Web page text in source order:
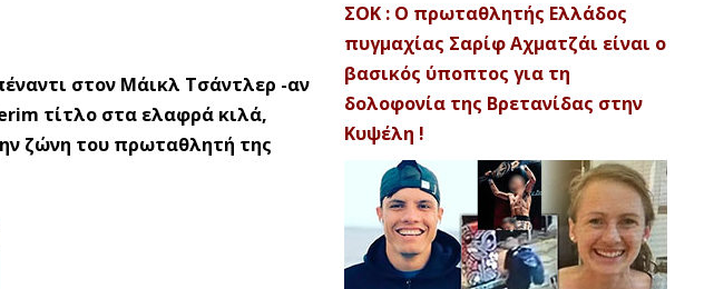
στον Μάικλ Τσάντλερ -αν
τίτλο στα ελαφρά κιλά,
ζώνη του πρωταθλητή της
ΣΟΚ : Ο πρωταθλητής Ελλάδος
πυγμαχίας Σαρίφ Αχματζάι είναι ο
βασικός ύποπτος για τη
δολοφονία της Βρετανίδας στην
Κυψέλη !